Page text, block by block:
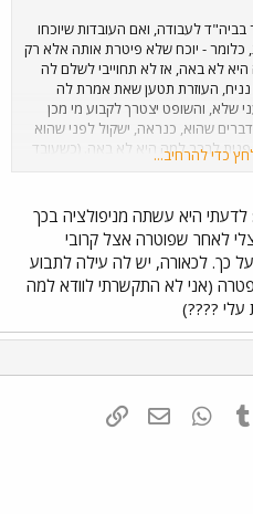
בביה"ד לעבודה, ואם העובדות שיוכחו
כלומר - יוכח שלא פיטרת אותה אלא רק
לא באה, אז לא תחוייבי לשלם לה
נניח, העוזרת תטען שאת אמרת לה
שלא, והשופט יצטרך לקבוע מי מכן
שהוא, כנראה, ישקול לפני שהוא
לברר למה היא לא באה. (כשעובד
בלי להודיע כלום, אז מעביד סביר
קרה משהו. ככה נראה לי. לכן, ייתכן
תקל עליה להוכיח את הטענה שלה
הטענה הזו לא נכונה).
כדי להרחיב...
: לדעתי היא עשתה מניפולציה בכך
לאחר שפוטרה אצל קרובי
כך. לכאורה, יש לה עילה לתבוע
(אני לא התקשרתי לוודא למה
עלי ????)
Tumblr
WhatsAppדואר אלקטרוני